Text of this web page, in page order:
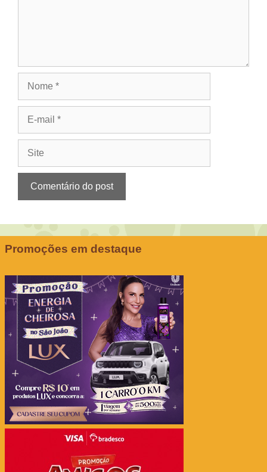
Promoções em destaque